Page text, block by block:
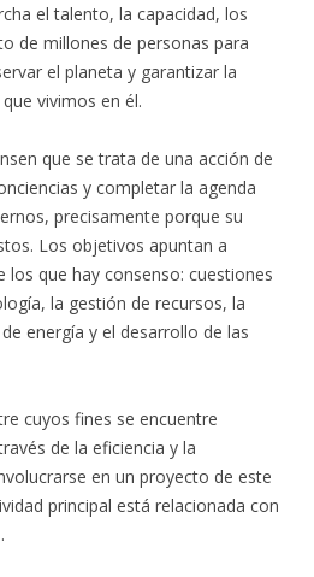
el talento, la capacidad, los
de millones de personas para
el planeta y garantizar la
vivimos en él.
que se trata de una acción de
y completar la agenda
precisamente porque su
Los objetivos apuntan a
los que hay consenso: cuestiones
la gestión de recursos, la
energía y el desarrollo de las
cuyos fines se encuentre
de la eficiencia y la
en un proyecto de este
principal está relacionada con